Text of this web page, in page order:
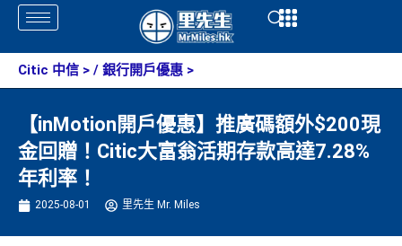
Skip
content
Open
Citic 中信 > / 銀行開戶優惠 >
【inMotion開戶優惠】推廣碼額外$200現
金回贈！Citic大富翁活期存款高達7.28%
年利率！
2025-08-01 里先生 Mr. Miles